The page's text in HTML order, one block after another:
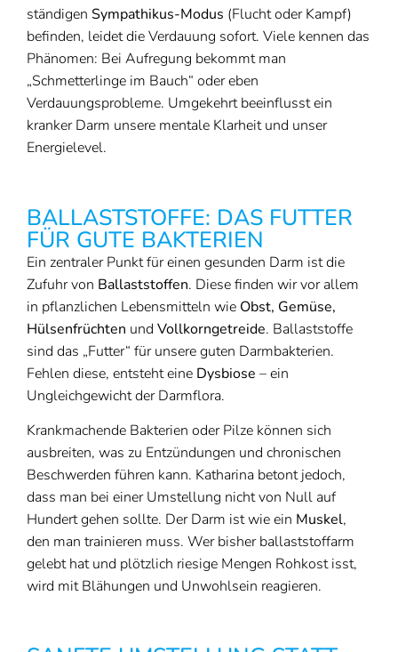
ständigen Sympathikus-Modus (Flucht oder Kampf)
befinden, leidet die Verdauung sofort. Viele kennen das
Phänomen: Bei Aufregung bekommt man
„Schmetterlinge im Bauch“ oder eben
Verdauungsprobleme. Umgekehrt beeinflusst ein
kranker Darm unsere mentale Klarheit und unser
Energielevel.
BALLASTSTOFFE: DAS FUTTER
FÜR GUTE BAKTERIEN
Ein zentraler Punkt für einen gesunden Darm ist die
Zufuhr von Ballaststoffen. Diese finden wir vor allem
in pflanzlichen Lebensmitteln wie Obst, Gemüse,
Hülsenfrüchten und Vollkorngetreide. Ballaststoffe
sind das „Futter“ für unsere guten Darmbakterien.
Fehlen diese, entsteht eine Dysbiose – ein
Ungleichgewicht der Darmflora.
Krankmachende Bakterien oder Pilze können sich
ausbreiten, was zu Entzündungen und chronischen
Beschwerden führen kann. Katharina betont jedoch,
dass man bei einer Umstellung nicht von Null auf
Hundert gehen sollte. Der Darm ist wie ein Muskel,
den man trainieren muss. Wer bisher ballaststoffarm
gelebt hat und plötzlich riesige Mengen Rohkost isst,
wird mit Blähungen und Unwohlsein reagieren.